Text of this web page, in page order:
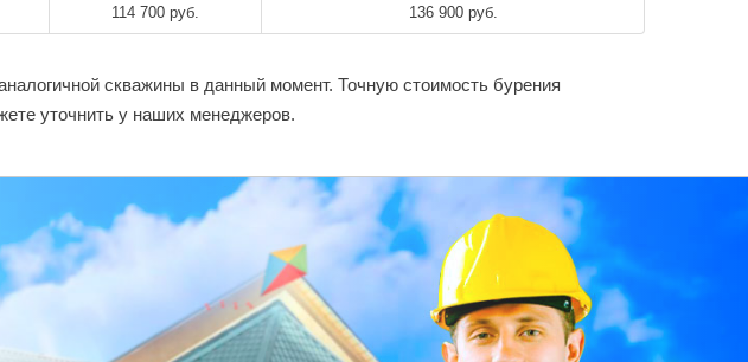
114 700 руб. 136 900 руб.
скважины в данный момент. Точную стоимость бурения
уточнить у наших менеджеров.